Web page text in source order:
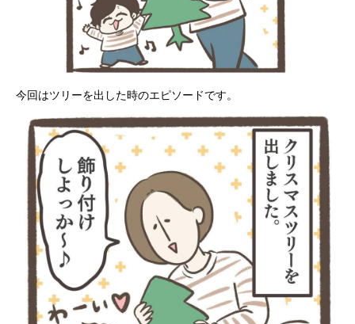
今回はツリーを出した時のエピソードです。